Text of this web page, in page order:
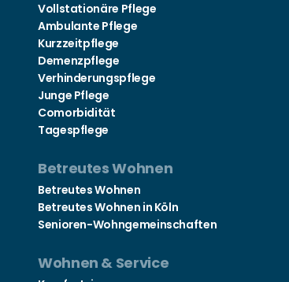
Vollstationäre Pflege
Ambulante Pflege
Kurzzeitpflege
Demenzpflege
Verhinderungspflege
Junge Pflege
Comorbidität
Tagespflege
Betreutes Wohnen
Betreutes Wohnen
Betreutes Wohnen in Köln
Senioren-Wohngemeinschaften
Wohnen & Service